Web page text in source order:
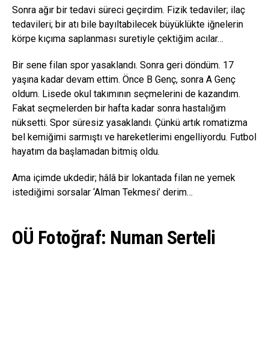
Sonra ağır bir tedavi süreci geçirdim. Fizik tedaviler; ilaç
tedavileri; bir atı bile bayıltabilecek büyüklükte iğnelerin
körpe kıçıma saplanması suretiyle çektiğim acılar…
Bir sene filan spor yasaklandı. Sonra geri döndüm. 17
yaşına kadar devam ettim. Önce B Genç, sonra A Genç
oldum. Lisede okul takımının seçmelerini de kazandım.
Fakat seçmelerden bir hafta kadar sonra hastalığım
nüksetti. Spor süresiz yasaklandı. Çünkü artık romatizma
bel kemiğimi sarmıştı ve hareketlerimi engelliyordu. Futbol
hayatım da başlamadan bitmiş oldu.
Ama içimde ukdedir; hâlâ bir lokantada filan ne yemek
istediğimi sorsalar ‘Alman Tekmesi’ derim…
OÜ Fotoğraf: Numan Serteli